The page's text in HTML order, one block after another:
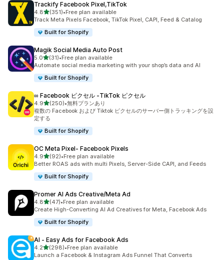
Trackify Facebook Pixel,TikTok
4.85つ星中
(351)
合計レビュー数：351件
•Free plan available
Track Meta Pixels Facebook, TikTok Pixel, CAPI, Feed & Catalog
Built for Shopify
Magik Social Media Auto Post
5.05つ星中
(31)
合計レビュー数：31件
•Free plan available
Automate social media marketing with your shop’s data and AI
Built for Shopify
∞ Facebook ピクセル ‑TikTok ピクセル
4.95つ星中
(250)
合計レビュー数：250件
•無料プランあり
複数の Facebook および Tiktok ピクセルのサーバー側トラッキングを設
定する
Built for Shopify
OC Meta Pixel‑ Facebook Pixels
4.95つ星中
(92)
合計レビュー数：92件
•Free plan available
Better ROAS ads with multi Pixels, Server-Side CAPI, and Feeds
Built for Shopify
Promer AI Ads Creative/Meta Ad
4.85つ星中
(47)
合計レビュー数：47件
•Free plan available
Create High-Converting AI Ad Creatives for Meta, Facebook Ads
Built for Shopify
AI ‑ Easy Ads for Facebook Ads
4.25つ星中
(298)
合計レビュー数：298件
•Free plan available
Launch a Facebook & Instagram Ads Funnel That Converts